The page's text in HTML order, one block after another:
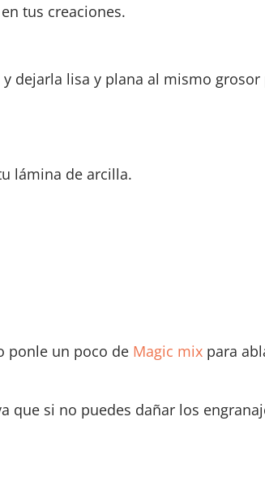
tus creaciones.
dejarla lisa y plana al mismo grosor
lámina de arcilla.
ponle un poco de Magic mix para
que si no puedes dañar los